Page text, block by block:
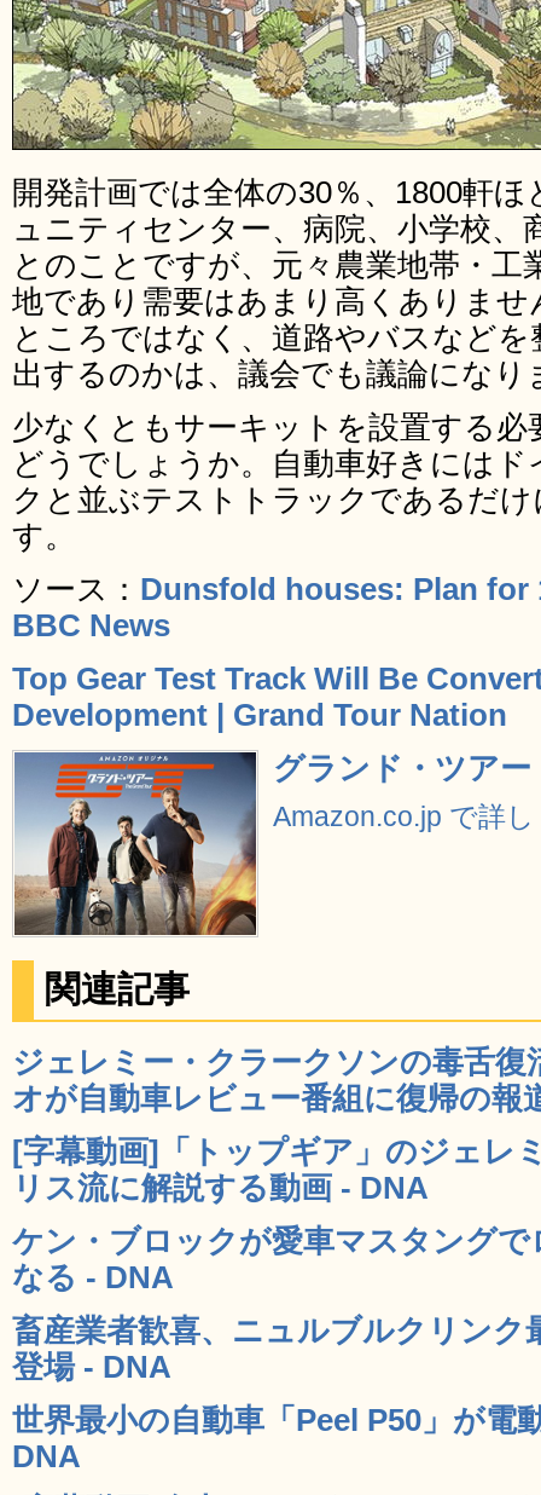
開発計画では全体の30％、1800軒
ュニティセンター、病院、小学校、
とのことですが、元々農業地帯・工
地であり需要はあまり高くありま
ところではなく、道路やバスなど
出するのかは、議会でも議論になり
少なくともサーキットを設置する
どうでしょうか。自動車好きには
クと並ぶテストトラックであるだ
す。
ソース： Dunsfold houses: Plan for
BBC News
Top Gear Test Track Will Be
Development | Grand Tour Nation
グランド・ツア
Amazon.co.jp で詳
関連記事
ジェレミー・クラークソンの毒舌
オが自動車レビュー番組に復帰の報
[字幕動画]「トップギア」のジェレ
リス流に解説する動画 - DNA
ケン・ブロックが愛車マスタング
なる - DNA
畜産業者歓喜、ニュルブルクリンク
登場 - DNA
世界最小の自動車「Peel P50」が電
DNA